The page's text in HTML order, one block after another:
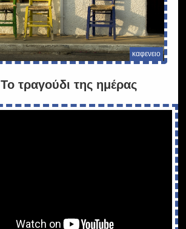
καφενειο
Το τραγούδι της ημέρας